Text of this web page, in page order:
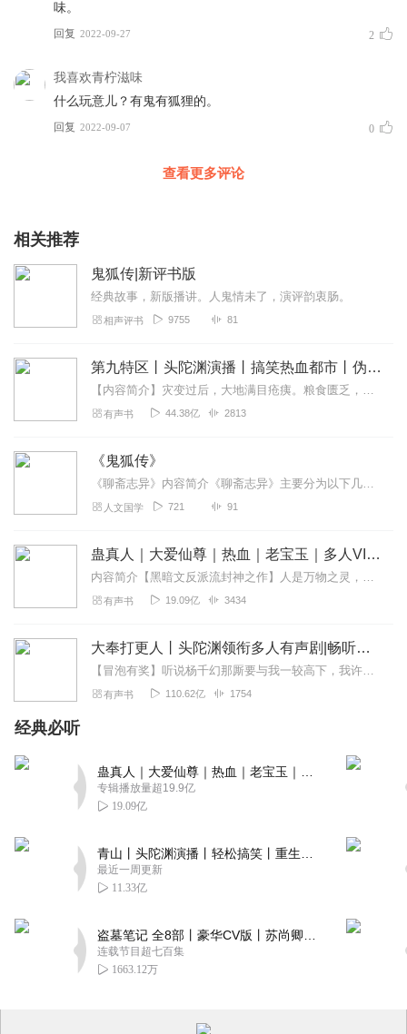
味。
回复 2022-09-27 2
我喜欢青柠滋味
什么玩意儿？有鬼有狐狸的。
回复 2022-09-07 0
查看更多评论
相关推荐
鬼狐传|新评书版
经典故事，新版播讲。人鬼情未了，演评韵衷肠。
相声评书 9755 81
第九特区丨头陀渊演播丨搞笑热血都市丨伪戒丨VIP免费多人有声剧
【内容简介】灾变过后，大地满目疮痍。粮食匮乏，资源紧俏，局势混乱……一位从待规划区杀出来的青年，背对着漫天黄沙，孤身来到九区谋生，却不曾想偶然结识三五好友，一念...
有声书 44.38亿 2813
《鬼狐传》
《聊斋志异》内容简介《聊斋志异》主要分为以下几种类型：一是，爱情故事，占据着全书最大的比重，故事的主要人物大多不惧封建礼教，勇敢追求自由爱情。这类作品代表作有《...
人文国学 721 91
蛊真人｜大爱仙尊｜热血｜老宝玉｜多人VIP免费有声剧
内容简介【黑暗文反派流封神之作】人是万物之灵，蛊是天地真精。一个穿越者不断重生的故事。一个养蛊、炼蛊、用蛊的奇特世界。配音组（男角色）老宝玉旁白...
有声书 19.09亿 3434
大奉打更人丨头陀渊领衔多人有声剧|畅听全集|王鹤棣、田曦薇主演影视剧原著|卖报小郎君
【冒泡有奖】听说杨千幻那厮要与我一较高下，我许七安要开始装叉了！快进入声音播放页戳下方输入框，冒个泡偷偷告诉我，我要用哪些诗词才能胜过他？说得好的，有赏！202...
有声书 110.62亿 1754
经典必听
专辑播放量超19.9亿
19.09亿
最近一周更新
11.33亿
连载节目超七百集
1663.12万